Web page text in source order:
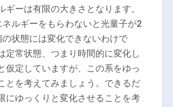
ギーは有限の大きさとなります。
ルギーをもらわないと光量子が2
状態には変化できないわけで
定常状態、つまり時間的に変化し
仮定していますが、この系をゆっ
とを考えてみましょう。できるだ
にゆっくりと変化させることを考